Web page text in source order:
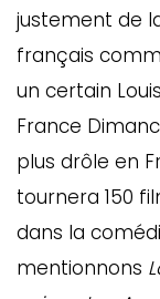
justement de
français
un certain
France
plus drôle en
tournera 150
dans la
mentionnons